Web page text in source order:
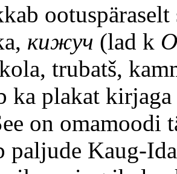
кижуч (lad k
trubatš,
ka plakat kirjaga
on omamoodi
paljude Kaug-